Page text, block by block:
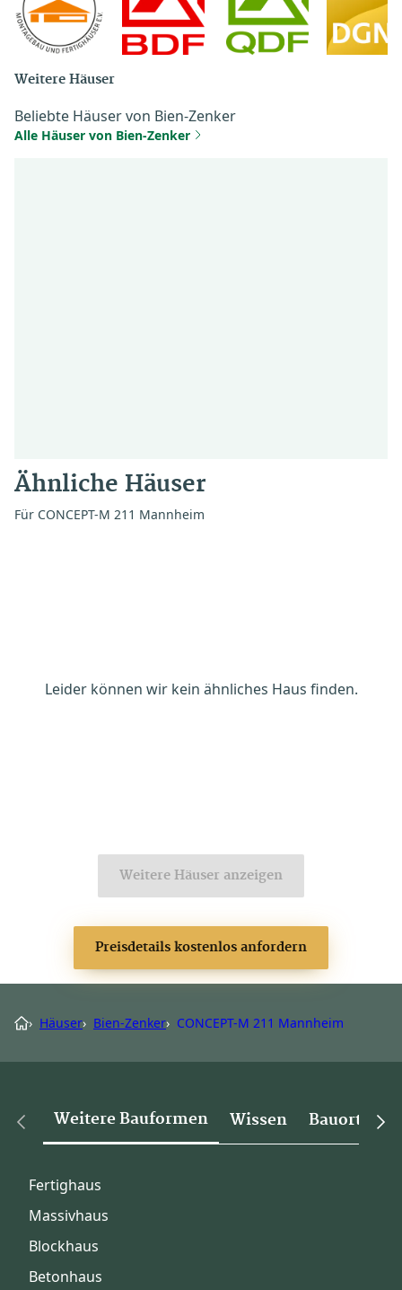
Weitere Häuser
Beliebte Häuser von Bien-Zenker
Alle Häuser von Bien-Zenker
Ähnliche Häuser
Für CONCEPT-M 211 Mannheim
Leider können wir kein ähnliches Haus finden.
Weitere Häuser anzeigen
Preisdetails kostenlos anfordern
› Häuser› Bien-Zenker› CONCEPT-M 211 Mannheim
Weitere Bauformen Wissen Bauorte
Fertighaus
Massivhaus
Blockhaus
Betonhaus